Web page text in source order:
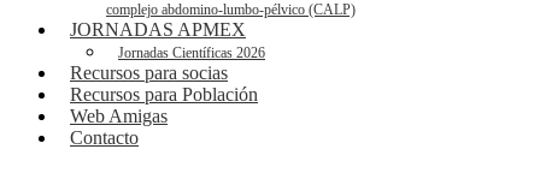
complejo abdomino-lumbo-pélvico (CALP)
JORNADAS APMEX
Jornadas Científicas 2026
Recursos para socias
Recursos para Población
Web Amigas
Contacto